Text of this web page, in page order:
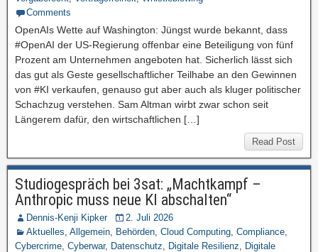
Comments
OpenAIs Wette auf Washington: Jüngst wurde bekannt, dass
#OpenAI der US-Regierung offenbar eine Beteiligung von fünf
Prozent am Unternehmen angeboten hat. Sicherlich lässt sich
das gut als Geste gesellschaftlicher Teilhabe an den Gewinnen
von #KI verkaufen, genauso gut aber auch als kluger politischer
Schachzug verstehen. Sam Altman wirbt zwar schon seit
Längerem dafür, den wirtschaftlichen […]
Read Post
Studiogespräch bei 3sat: „Machtkampf –
Anthropic muss neue KI abschalten“
Dennis-Kenji Kipker
2. Juli 2026
Aktuelles, Allgemein, Behörden, Cloud Computing, Compliance,
Cybercrime, Cyberwar, Datenschutz, Digitale Resilienz, Digitale